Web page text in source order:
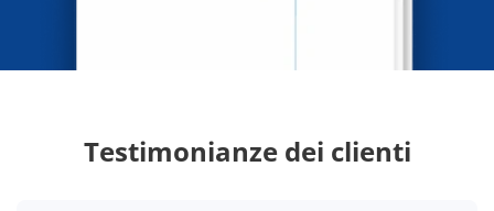
Testimonianze dei clienti